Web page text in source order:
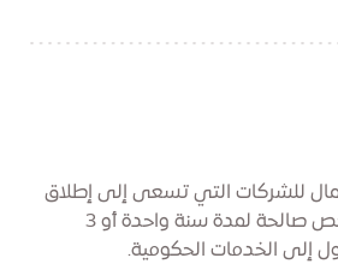
للشركات التي تسعى إلى إطلاق
عملياتها، مع خيارات رخص صالحة لمدة سنة واحدة أو 3
إلى الخدمات الحكومية.